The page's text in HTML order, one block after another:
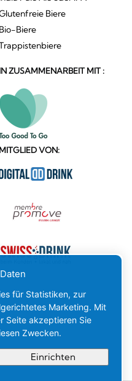
Biere
Bio-Biere
IN ZUSAMMENARBEIT MIT :
MITGLIED VON:
für Statistiken, zur
Marketing. Mit
Seite akzeptieren Sie
Zwecken.
Einrichten